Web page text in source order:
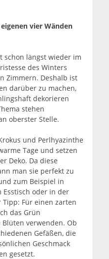
vier Wänden
schon längst wieder im
des Winters
Zimmern. Deshalb ist
darüber zu machen,
dekorieren
stehen
oberster Stelle.
und Perlhyazinthe
Tage und setzen
Deko. Da diese
man sie perfekt zu
zum Beispiel in
Esstisch oder in der
Für einen zarten
das Grün
verwenden. Ob
Gefäßen, die
Geschmack
gesetzt.